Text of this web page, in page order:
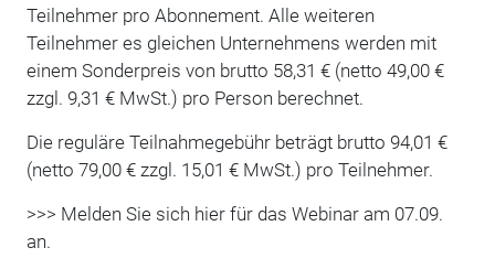
Teilnehmer pro Abonnement. Alle weiteren
Teilnehmer es gleichen Unternehmens werden mit
einem Sonderpreis von brutto 58,31 € (netto 49,00 €
zzgl. 9,31 € MwSt.) pro Person berechnet.
Die reguläre Teilnahmegebühr beträgt brutto 94,01 €
(netto 79,00 € zzgl. 15,01 € MwSt.) pro Teilnehmer.
>>> Melden Sie sich hier für das Webinar am 07.09.
an.